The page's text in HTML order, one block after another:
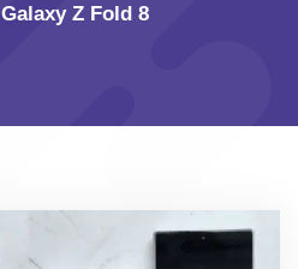
Galaxy Z Fold 8